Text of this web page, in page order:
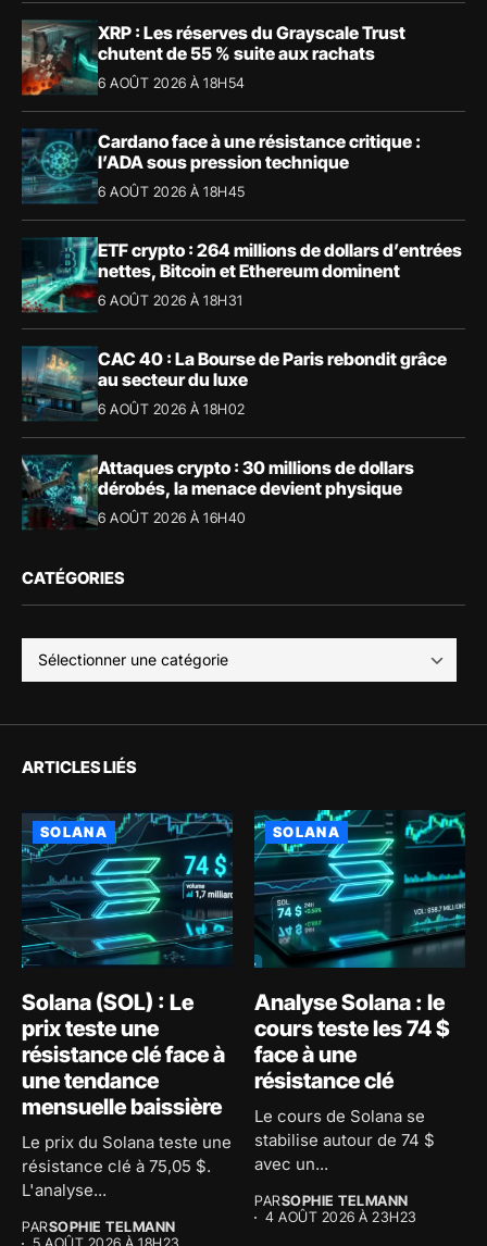
XRP : Les réserves du Grayscale Trust
chutent de 55 % suite aux rachats
6 AOÛT 2026 À 18H54
Cardano face à une résistance critique :
l’ADA sous pression technique
6 AOÛT 2026 À 18H45
ETF crypto : 264 millions de dollars d’entrées
nettes, Bitcoin et Ethereum dominent
6 AOÛT 2026 À 18H31
CAC 40 : La Bourse de Paris rebondit grâce
au secteur du luxe
6 AOÛT 2026 À 18H02
Attaques crypto : 30 millions de dollars
dérobés, la menace devient physique
6 AOÛT 2026 À 16H40
CATÉGORIES
ARTICLES LIÉS
SOLANA
Solana (SOL) : Le
prix teste une
résistance clé face à
une tendance
mensuelle baissière
Le prix du Solana teste une
résistance clé à 75,05 $.
L'analyse...
PARSOPHIE TELMANN
SOLANA
Analyse Solana : le
cours teste les 74 $
face à une
résistance clé
Le cours de Solana se
stabilise autour de 74 $
avec un...
PARSOPHIE TELMANN
4 AOÛT 2026 À 23H23